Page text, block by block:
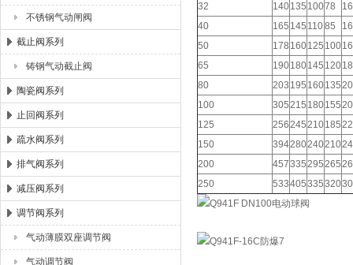
不锈钢气动闸阀
截止阀系列
铸钢气动截止阀
陶瓷阀系列
止回阀系列
疏水阀系列
排气阀系列
减压阀系列
调节阀系列
气动薄膜双座调节阀
气动调节阀
32
140135 10078
16
40
165 145 11085
16
50
178 160125 10016
65
190180145 12018
80
203 195 16013520
100
305215 18015520
125
25624521018522
150
39428024021024
200
45733529526526
250
53340533532030